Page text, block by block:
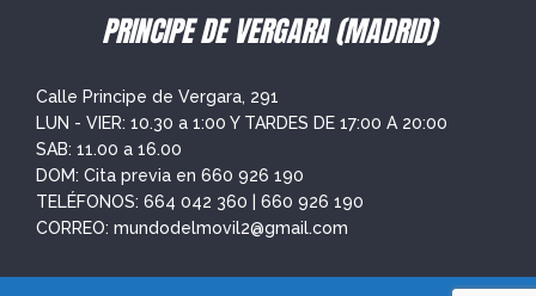
PRINCIPE DE VERGARA (MADRID)
Calle Principe de Vergara, 291
LUN - VIER: 10.30 a 1:00 Y TARDES DE 17:00 A 20:00
SAB: 11.00 a 16.00
DOM: Cita previa en 660 926 190
TELÉFONOS: 664 042 360
660 926 190
CORREO: mundodelmovil2@gmail.com